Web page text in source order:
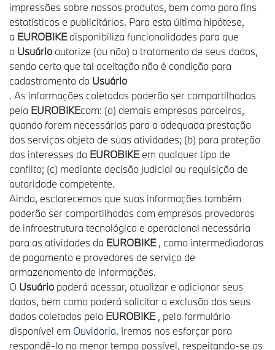
impressões sobre nossos produtos, bem como para fins
estatísticos e publicitários. Para esta última hipótese,
a EUROBIKEdisponibiliza funcionalidades para que
o Usuário autorize (ou não) o tratamento de seus dados,
sendo certo que tal aceitação não é condição para
cadastramento do Usuário
. As informações coletadas poderão ser compartilhadas
pela EUROBIKEcom: (a) demais empresas parceiras,
quando forem necessárias para a adequada prestação
dos serviços objeto de suas atividades; (b) para proteção
dos interesses da EUROBIKEem qualquer tipo de
conflito; (c) mediante decisão judicial ou requisição de
autoridade competente.
Ainda, esclarecemos que suas informações também
poderão ser compartilhadas com empresas provedoras
de infraestrutura tecnológica e operacional necessária
para as atividades da EUROBIKE, como intermediadoras
de pagamento e provedores de serviço de
armazenamento de informações.
O Usuário poderá acessar, atualizar e adicionar seus
dados, bem como poderá solicitar a exclusão dos seus
dados coletados pela EUROBIKE, pelo formulário
disponível em Ouvidoria. Iremos nos esforçar para
respondê-lo no menor tempo possível, respeitando-se os